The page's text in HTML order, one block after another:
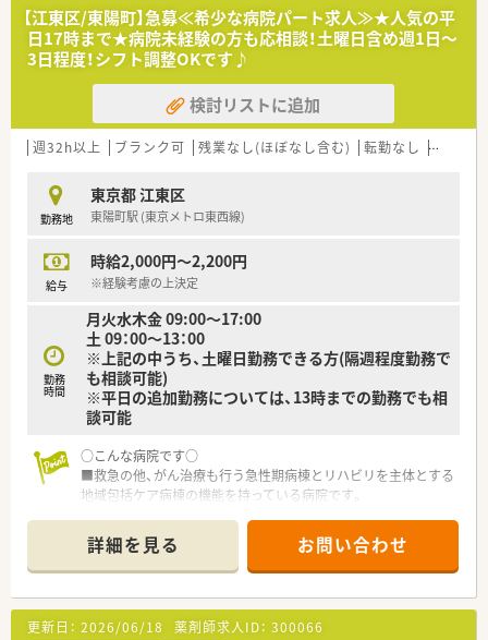
扶養範囲内でのシフト相談が可能です。
■午前中の時間帯に処方箋が集中するため忙しくなりますが、午
後からは落ち着いて業務に取り組める環境です。
■事務スタッフがお休みの際には社長自らがレセコン入力の対
応を行うため、入力業務が不慣れな方でも安心です。です。
【主な業務内容】
■呼吸器内科の処方がメインとなるため、吸入器の正しい使い方
■小児科の処方は1日に2件ほどと少なく、散剤や水剤、一包化の
対応も少なめなので、落ち着いて業務を進められます。
■二次元バーコードを利用したシステムを導入しており、入力の
【こんな方にオススメ】
■粉薬の計量や水剤の調剤、一包化といった手間のかかる業務が
少ない環境で、落ち着いて働きたい方におすすめです。
■在宅医療の対応がないため、外来の患者様への服薬指導や調剤
業務にしっかりと集中して取り組みたい方に向いています。
【江東区/東陽町】急募≪希少な病院パート求人≫★人気の平
日17時まで★病院未経験の方も応相談！土曜日含め週1日～
3日程度！シフト調整OKです♪
検討リストに追加
週32h以上 ブランク可 残業なし(ほぼなし含む) 転勤なし 扶養内
勤務地
東京都 江東区
東陽町駅 (東京メトロ東西線)
給与
時給2,000円～2,200円
※経験考慮の上決定
勤務
時間
月火水木金 09:00～17:00
土 09：00～13：00
※上記の中うち、土曜日勤務できる方(隔週程度勤務で
も相談可能)
※平日の追加勤務については、13時までの勤務でも相
談可能
○こんな病院です○
■救急の他、がん治療も行う急性期病棟とリハビリを主体とする
地域包括ケア病棟の機能を持っている病院です。
す。
■常勤5名体制の病院なので、安心してお仕事出来る環境です。
病院がはじめての方でも丁寧にご指導いただけます。
■最寄り駅からはバスで10分程、近隣には砂町銀座もあり地域
にも密着した病院です。
詳細を見る お問い合わせ
更新日： 2026/06/18 薬剤師求人ID： 300066